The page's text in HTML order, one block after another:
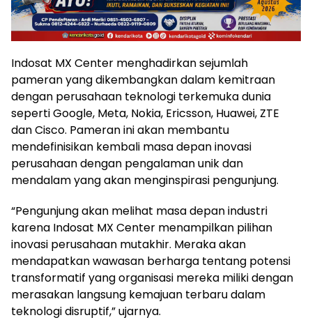
Indosat MX Center menghadirkan sejumlah
pameran yang dikembangkan dalam kemitraan
dengan perusahaan teknologi terkemuka dunia
seperti Google, Meta, Nokia, Ericsson, Huawei, ZTE
dan Cisco. Pameran ini akan membantu
mendefinisikan kembali masa depan inovasi
perusahaan dengan pengalaman unik dan
mendalam yang akan menginspirasi pengunjung.
“Pengunjung akan melihat masa depan industri
karena Indosat MX Center menampilkan pilihan
inovasi perusahaan mutakhir. Meraka akan
mendapatkan wawasan berharga tentang potensi
transformatif yang organisasi mereka miliki dengan
merasakan langsung kemajuan terbaru dalam
teknologi disruptif,” ujarnya.